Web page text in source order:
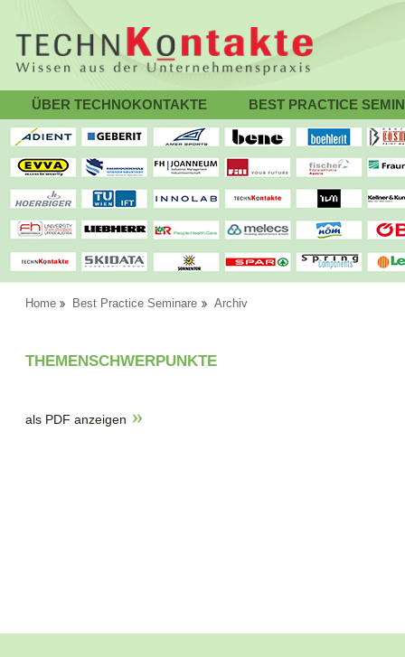
ÜBER TECHNOKONTAKTE BEST PRACTICE
Home Best Practice Seminare Archiv
THEMENSCHWERPUNKTE
als PDF anzeigen